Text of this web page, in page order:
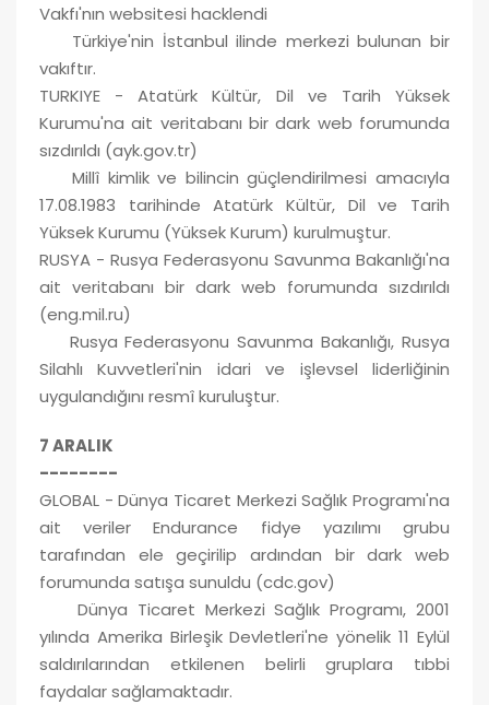
Vakfı'nın websitesi hacklendi
Türkiye'nin İstanbul ilinde merkezi bulunan bir
vakıftır.
TURKIYE - Atatürk Kültür, Dil ve Tarih Yüksek
Kurumu'na ait veritabanı bir dark web forumunda
sızdırıldı (ayk.gov.tr)
Millî kimlik ve bilincin güçlendirilmesi amacıyla
17.08.1983 tarihinde Atatürk Kültür, Dil ve Tarih
Yüksek Kurumu (Yüksek Kurum) kurulmuştur.
RUSYA - Rusya Federasyonu Savunma Bakanlığı'na
ait veritabanı bir dark web forumunda sızdırıldı
(eng.mil.ru)
Rusya Federasyonu Savunma Bakanlığı, Rusya
Silahlı Kuvvetleri'nin idari ve işlevsel liderliğinin
uygulandığını resmî kuruluştur.
7 ARALIK
--------
GLOBAL - Dünya Ticaret Merkezi Sağlık Programı'na
ait veriler Endurance fidye yazılımı grubu
tarafından ele geçirilip ardından bir dark web
forumunda satışa sunuldu (cdc.gov)
Dünya Ticaret Merkezi Sağlık Programı, 2001
yılında Amerika Birleşik Devletleri'ne yönelik 11 Eylül
saldırılarından etkilenen belirli gruplara tıbbi
faydalar sağlamaktadır.